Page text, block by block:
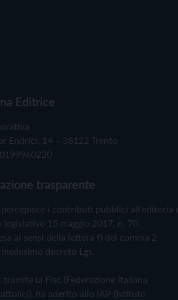
Editrice
Endrici, 14 – 38122 Trento
trasparente
i contributi pubblici all'editoria
legislativo 15 maggio 2017, n. 70.
ai sensi della lettera f) del comma 2
decreto Lgs.
tramite la Fisc (Federazione Italiana
ha aderito allo IAP (Istituto